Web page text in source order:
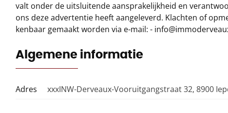
valt onder de uitsluitende aansprakelijkheid en
ons deze advertentie heeft aangeleverd. Klachten of
kenbaar gemaakt worden via e-mail: -
Algemene informatie
Adres xxxINW-Derveaux-Vooruitgangstraat 32, 8900